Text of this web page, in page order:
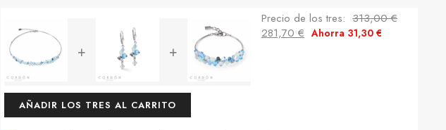
+ +
Precio de los tres: 313,00€
281,70 € Ahorra 31,30 €
AÑADIR LOS TRES AL CARRITO